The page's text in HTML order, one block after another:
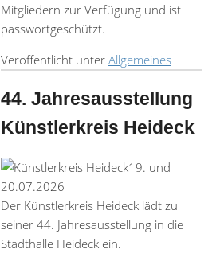
Mitgliedern zur Verfügung und ist
passwortgeschützt.
Veröffentlicht unter Allgemeines
44. Jahresausstellung
Künstlerkreis Heideck
19. und
20.07.2026
Der Künstlerkreis Heideck lädt zu
seiner 44. Jahresausstellung in die
Stadthalle Heideck ein.